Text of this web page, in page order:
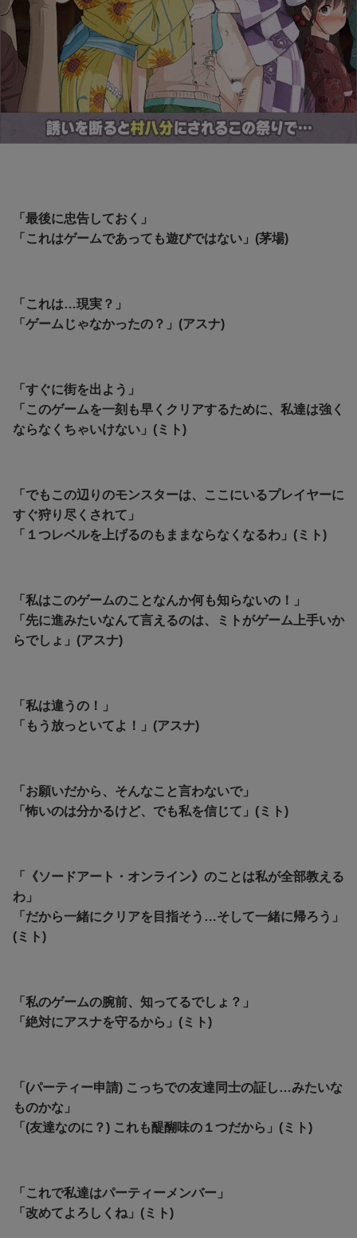
「最後に忠告しておく」
「これはゲームであっても遊びではない」(茅場)
「これは…現実？」
「ゲームじゃなかったの？」(アスナ)
「すぐに街を出よう」
「このゲームを一刻も早くクリアするために、私達は強く
ならなくちゃいけない」(ミト)
「でもこの辺りのモンスターは、ここにいるプレイヤーに
すぐ狩り尽くされて」
「１つレベルを上げるのもままならなくなるわ」(ミト)
「私はこのゲームのことなんか何も知らないの！」
「先に進みたいなんて言えるのは、ミトがゲーム上手いか
らでしょ」(アスナ)
「私は違うの！」
「もう放っといてよ！」(アスナ)
「お願いだから、そんなこと言わないで」
「怖いのは分かるけど、でも私を信じて」(ミト)
「《ソードアート・オンライン》のことは私が全部教える
わ」
「だから一緒にクリアを目指そう…そして一緒に帰ろう」
(ミト)
「私のゲームの腕前、知ってるでしょ？」
「絶対にアスナを守るから」(ミト)
「(パーティー申請) こっちでの友達同士の証し…みたいな
ものかな」
「(友達なのに？) これも醍醐味の１つだから」(ミト)
「これで私達はパーティーメンバー」
「改めてよろしくね」(ミト)